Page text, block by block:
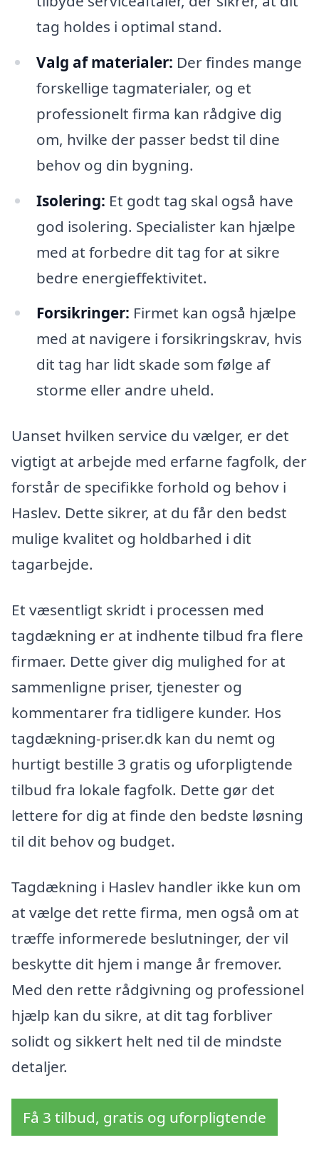
tag holdes i optimal stand.
Valg af materialer: Der findes mange
forskellige tagmaterialer, og et
professionelt firma kan rådgive dig
om, hvilke der passer bedst til dine
behov og din bygning.
Isolering: Et godt tag skal også have
god isolering. Specialister kan hjælpe
med at forbedre dit tag for at sikre
bedre energieffektivitet.
Forsikringer: Firmet kan også hjælpe
med at navigere i forsikringskrav, hvis
dit tag har lidt skade som følge af
storme eller andre uheld.
Uanset hvilken service du vælger, er det
vigtigt at arbejde med erfarne fagfolk, der
forstår de specifikke forhold og behov i
Haslev. Dette sikrer, at du får den bedst
mulige kvalitet og holdbarhed i dit
tagarbejde.
Et væsentligt skridt i processen med
tagdækning er at indhente tilbud fra flere
firmaer. Dette giver dig mulighed for at
sammenligne priser, tjenester og
kommentarer fra tidligere kunder. Hos
tagdækning-priser.dk kan du nemt og
hurtigt bestille 3 gratis og uforpligtende
tilbud fra lokale fagfolk. Dette gør det
lettere for dig at finde den bedste løsning
til dit behov og budget.
Tagdækning i Haslev handler ikke kun om
at vælge det rette firma, men også om at
træffe informerede beslutninger, der vil
beskytte dit hjem i mange år fremover.
Med den rette rådgivning og professionel
hjælp kan du sikre, at dit tag forbliver
solidt og sikkert helt ned til de mindste
detaljer.
Få 3 tilbud, gratis og uforpligtende